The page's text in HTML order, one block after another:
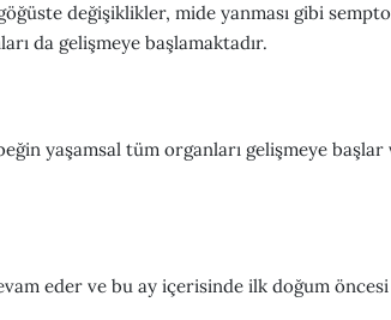
değişiklikler, mide yanması gibi
da gelişmeye başlamaktadır.
yaşamsal tüm organları gelişmeye başlar
eder ve bu ay içerisinde ilk doğum